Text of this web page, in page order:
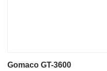
Gomaco GT-3600